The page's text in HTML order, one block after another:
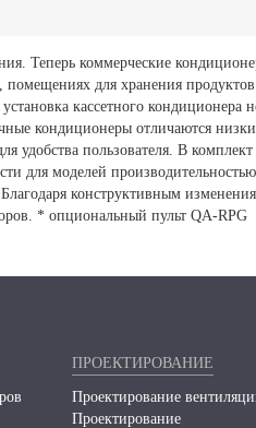
коммерческие
помещениях для хранения
кассетного кондиционера
кондиционеры отличаются
удобства пользователя. В
для моделей
конструктивным
* опциональный пульт QA-RPG
ПРОЕКТИРОВАНИЕ
Проектирование
Проектирование